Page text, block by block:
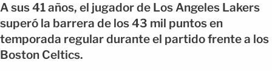
A sus 41 años, el jugador de Los Angeles Lakers
superó la barrera de los 43 mil puntos en
temporada regular durante el partido frente a los
Boston Celtics.